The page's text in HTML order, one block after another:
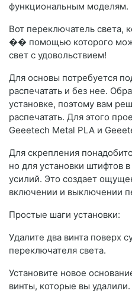
функциональным моделям.
Вот переключатель света,
�� помощью которого
свет с удовольствием!
Для основы потребуется
распечатать и без нее.
установке, поэтому вам
распечатать. Для этого
Geeetech Metal PLA и
Для скрепления
но для установки штифтов
усилий. Это создает
включении и выключении
Простые шаги установки:
Удалите два винта поверх
переключателя света.
Установите новое
винты, которые вы удалили.